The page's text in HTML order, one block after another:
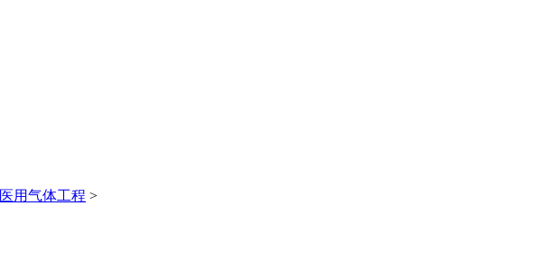
医用气体工程 >